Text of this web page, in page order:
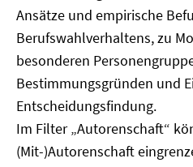
Ansätze und empirische
Berufswahlverhaltens, zu
besonderen
Bestimmungsgründen und
Entscheidungsfindung.
Im Filter „Autorenschaft“
(Mit-)Autorenschaft